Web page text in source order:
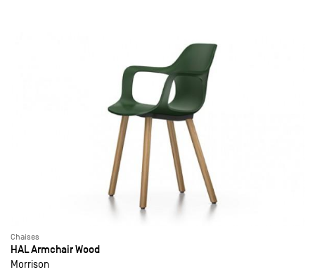
Chaises
HAL Armchair Wood
Morrison